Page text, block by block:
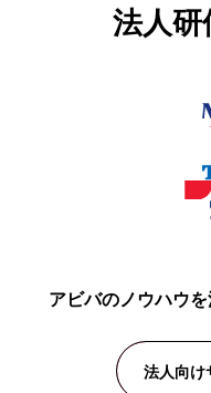
法人
アビバのノウハウ
法人向け